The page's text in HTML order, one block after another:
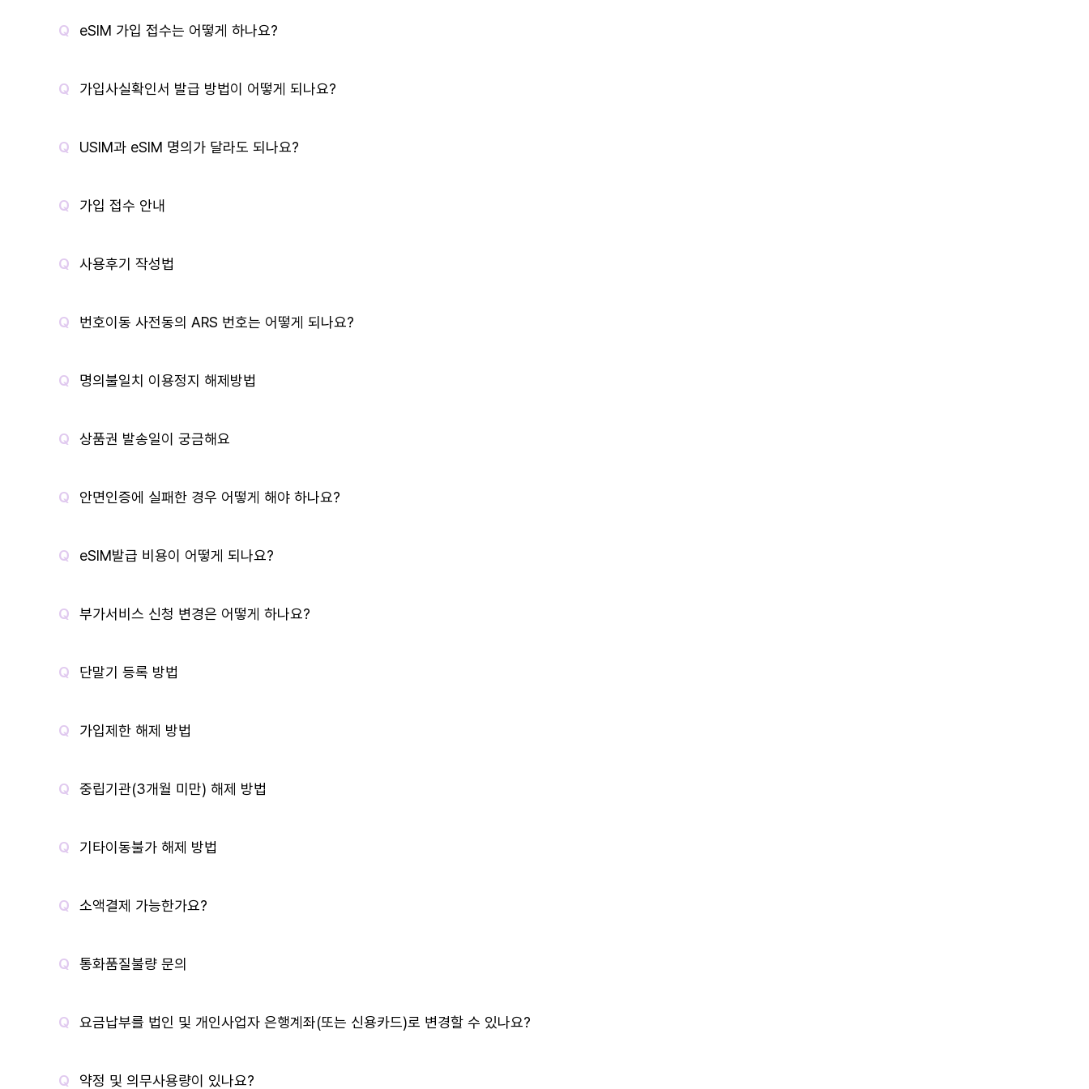
eSIM 가입 접수는 어떻게 하나요?
가입사실확인서 발급 방법이 어떻게 되나요?
USIM과 eSIM 명의가 달라도 되나요?
가입 접수 안내
사용후기 작성법
번호이동 사전동의 ARS 번호는 어떻게 되나요?
명의불일치 이용정지 해제방법
상품권 발송일이 궁금해요
안면인증에 실패한 경우 어떻게 해야 하나요?
eSIM발급 비용이 어떻게 되나요?
부가서비스 신청 변경은 어떻게 하나요?
단말기 등록 방법
가입제한 해제 방법
중립기관(3개월 미만) 해제 방법
기타이동불가 해제 방법
소액결제 가능한가요?
통화품질불량 문의
요금납부를 법인 및 개인사업자 은행계좌(또는 신용카드)로 변경할 수 있나요?
약정 및 의무사용량이 있나요?